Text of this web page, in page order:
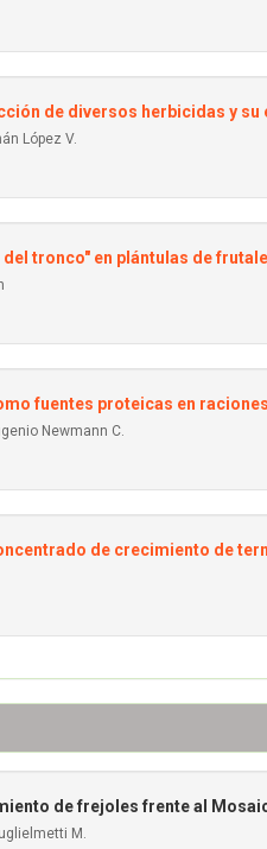
de diversos herbicidas y
López V.
tronco" en plántulas de
fuentes proteicas en
Newmann C.
de crecimiento de
de frejoles frente al
M.